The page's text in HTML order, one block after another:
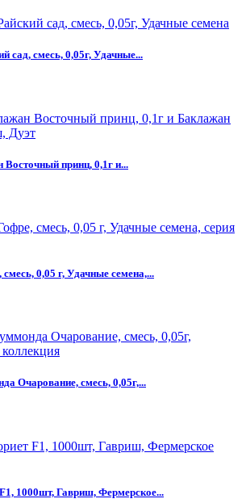
сад, смесь, 0,05г, Удачные...
принц, 0,1г и...
0,05 г, Удачные семена,...
Очарование, смесь, 0,05г,...
1000шт, Гавриш, Фермерское...